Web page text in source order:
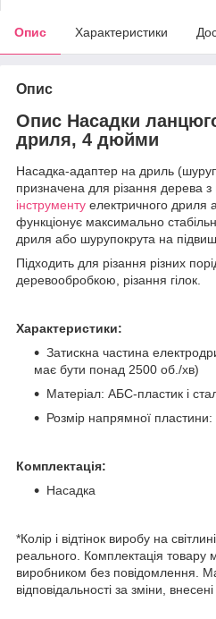
Опис Характеристики
Опис
Опис Насадки
дриля, 4 дюйми
Насадка-адаптер на дриль
призначена для різання дерева
інструменту електричного дриля
функціонує максимально
дриля або шурупокрута на
Підходить для різання різних
деревообробкою, різання гілок.
Характеристики:
Затискна частина
має бути понад 2500 об./хв)
Матеріал: АБС-пластик і
Розмір напрямної
Комплектація:
Насадка
*Колір і відтінок виробу на
реального. Комплектація товару
виробником без повідомлення.
відповідальності за зміни,